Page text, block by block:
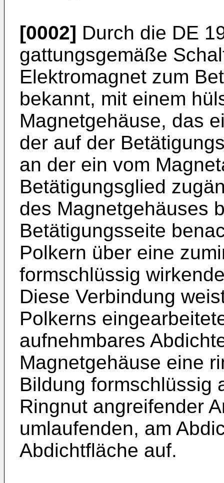
[0002] Durch die DE
gattungsgemäße
Elektromagnet zum
bekannt, mit einem
Magnetgehäuse, das
der auf der
an der ein vom
Betätigungsglied
des Magnetgehäuses
Betätigungsseite
Polkern über eine
formschlüssig
Diese Verbindung
Polkerns
aufnehmbares
Magnetgehäuse eine
Bildung formschlüssig
Ringnut angreifender
umlaufenden, am
Abdichtfläche auf.